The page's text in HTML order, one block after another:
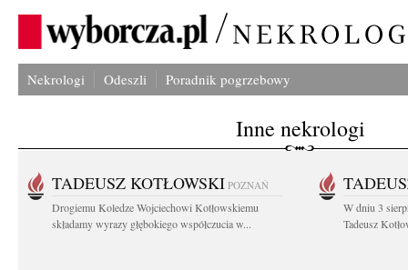
Nekrologi Odeszli Poradnik pogrzebowy
Inne nekrologi
TADEUSZ KOTŁOWSKI POZNAŃ
Drogiemu Koledze Wojciechowi Kotłowskiemu
składamy wyrazy głębokiego współczucia w...
W dniu 3
Tadeusz